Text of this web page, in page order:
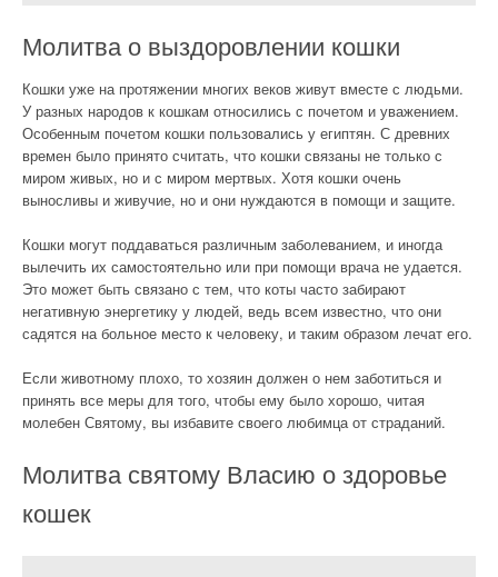
Молитва о выздоровлении кошки
Кошки уже на протяжении многих веков живут вместе с людьми.
У разных народов к кошкам относились с почетом и уважением.
Особенным почетом кошки пользовались у египтян. С древних
времен было принято считать, что кошки связаны не только с
миром живых, но и с миром мертвых. Хотя кошки очень
выносливы и живучие, но и они нуждаются в помощи и защите.
Кошки могут поддаваться различным заболеванием, и иногда
вылечить их самостоятельно или при помощи врача не удается.
Это может быть связано с тем, что коты часто забирают
негативную энергетику у людей, ведь всем известно, что они
садятся на больное место к человеку, и таким образом лечат его.
Если животному плохо, то хозяин должен о нем заботиться и
принять все меры для того, чтобы ему было хорошо, читая
молебен Святому, вы избавите своего любимца от страданий.
Молитва святому Власию о здоровье
кошек